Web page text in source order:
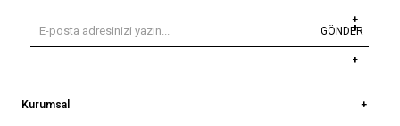
GÖNDER
Kurumsal